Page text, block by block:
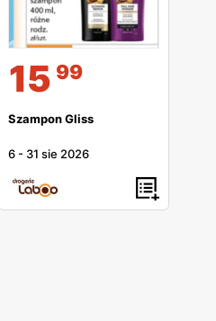
15 99
Szampon Gliss
6 - 31 sie 2026